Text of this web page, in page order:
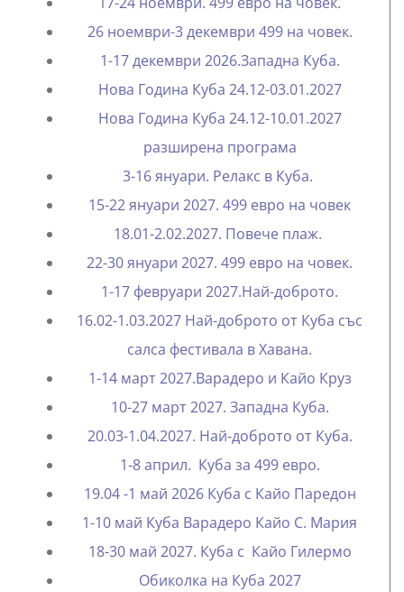
26 ноември-3 декември 499 на човек.
1-17 декември 2026.Западна Куба.
Нова Година Куба 24.12-03.01.2027
Нова Година Куба 24.12-10.01.2027
разширена програма
3-16 януари. Релакс в Куба.
15-22 януари 2027. 499 евро на човек
18.01-2.02.2027. Повече плаж.
22-30 януари 2027. 499 евро на човек.
1-17 февруари 2027.Най-доброто.
16.02-1.03.2027 Най-доброто от Куба със
салса фестивала в Хавана.
1-14 март 2027.Варадеро и Кайо Круз
10-27 март 2027. Западна Куба.
20.03-1.04.2027. Най-доброто от Куба.
1-8 април. Куба за 499 евро.
19.04 -1 май 2026 Куба с Кайо Паредон
1-10 май Куба Варадеро Кайо С. Мария
18-30 май 2027. Куба с Кайо Гилермо
Oбиколка на Куба 2027